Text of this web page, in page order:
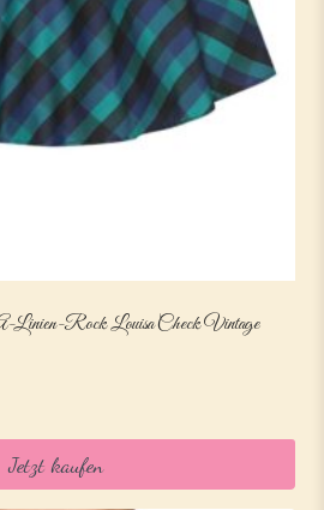
Linien-Rock Louisa Check Vintage
Jetzt kaufen